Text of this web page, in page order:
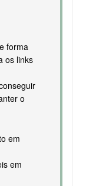
forma
os links
o
em
em